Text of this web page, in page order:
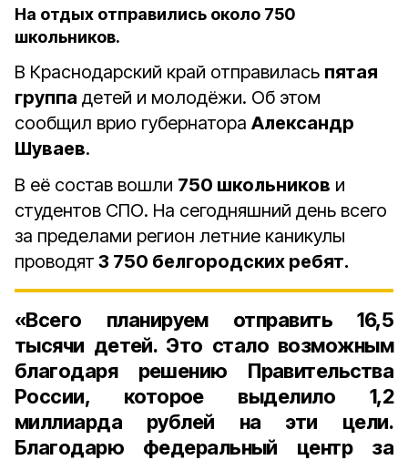
На отдых отправились около 750
школьников.
В Краснодарский край отправилась пятая
группа детей и молодёжи. Об этом
сообщил врио губернатора Александр
Шуваев.
В её состав вошли 750 школьников и
студентов СПО. На сегодняшний день всего
за пределами регион летние каникулы
проводят 3 750 белгородских ребят.
«Всего планируем отправить 16,5
тысячи детей. Это стало возможным
благодаря решению Правительства
России, которое выделило 1,2
миллиарда рублей на эти цели.
Благодарю федеральный центр за